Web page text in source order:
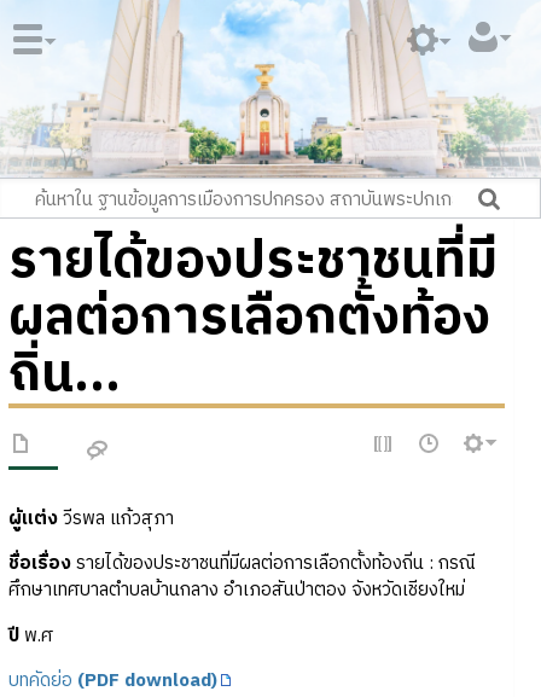
รายได้ของประชาชนที่มี
ผลต่อการเลือกตั้งท้อง
ถิ่น...
ผู้แต่งวีรพล แก้วสุภา
ชื่อเรื่องรายได้ของประชาชนที่มีผลต่อการเลือกตั้งท้องถิ่น : กรณี
ศึกษาเทศบาลตำบลบ้านกลาง อำเภอสันป่าตอง จังหวัดเชียงใหม่
ปีพ.ศ
บทคัดย่อ (PDF download)